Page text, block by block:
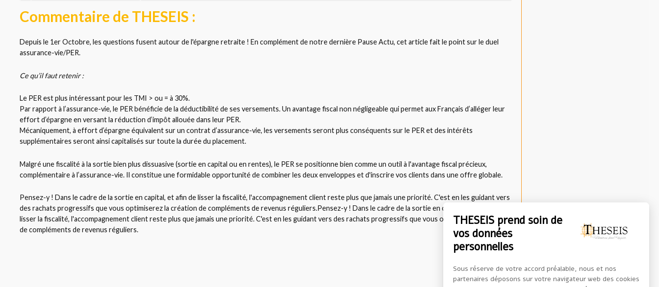
Commentaire de THESEIS :
Depuis le 1er Octobre, les questions fusent autour de l'épargne retraite ! En complément de notre dernière Pause Actu, cet article fait le point sur le duel
assurance-vie/PER.
Ce qu’il faut retenir :
Le PER est plus intéressant pour les TMI > ou = à 30%.
Par rapport à l’assurance-vie, le PER bénéficie de la déductibilité de ses versements. Un avantage fiscal non négligeable qui permet aux Français d’alléger leur
effort d’épargne en versant la réduction d’impôt allouée dans leur PER.
Mécaniquement, à effort d’épargne équivalent sur un contrat d’assurance-vie, les versements seront plus conséquents sur le PER et des intérêts
supplémentaires seront ainsi capitalisés sur toute la durée du placement.
Malgré une fiscalité à la sortie bien plus dissuasive (sortie en capital ou en rentes), le PER se positionne bien comme un outil à l'avantage fiscal précieux,
complémentaire à l’assurance-vie. Il constitue une formidable opportunité de combiner les deux enveloppes et d'inscrire vos clients dans une offre globale.
Pensez-y ! Dans le cadre de la sortie en capital, et afin de lisser la fiscalité, l'accompagnement client reste plus que jamais une priorité. C'est en les guidant vers
des rachats progressifs que vous optimiserez la création de compléments de revenus réguliers.Pensez-y ! Dans le cadre de la sortie en capital, et afin de
lisser la fiscalité, l'accompagnement client reste plus que jamais une priorité. C'est en les guidant vers des rachats progressifs que vous optimiserez la création
de compléments de revenus réguliers.
THESEIS prend soin de
vos données
personnelles
Sous réserve de votre accord préalable, nous et nos
partenaires déposons sur votre navigateur web des cookies